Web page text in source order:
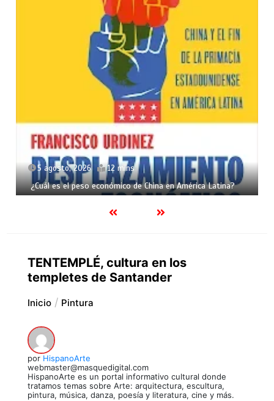
5 agosto, 2026 12 mins
¿Cuál es el peso económico de China en América Latina?
TENTEMPLÉ, cultura en los
templetes de Santander
Inicio Pintura
por HispanoArte
webmaster@masquedigital.com
HispanoArte es un portal informativo cultural donde
tratamos temas sobre Arte: arquitectura, escultura,
pintura, música, danza, poesía y literatura, cine y más.